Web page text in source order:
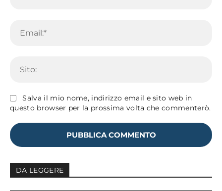
Salva il mio nome, indirizzo email e sito web in
questo browser per la prossima volta che commenterò.
DA LEGGERE